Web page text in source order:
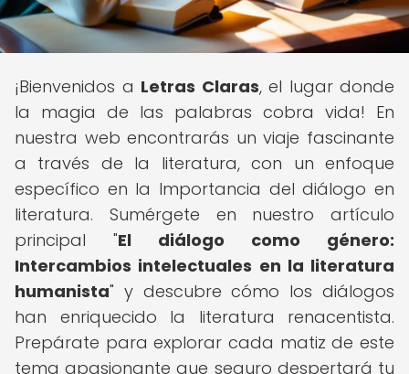
¡Bienvenidos a Letras Claras, el lugar donde
la magia de las palabras cobra vida! En
nuestra web encontrarás un viaje fascinante
a través de la literatura, con un enfoque
específico en la Importancia del diálogo en
literatura. Sumérgete en nuestro artículo
principal "El diálogo como género:
Intercambios intelectuales en la literatura
humanista" y descubre cómo los diálogos
han enriquecido la literatura renacentista.
Prepárate para explorar cada matiz de este
tema apasionante que seguro despertará tu